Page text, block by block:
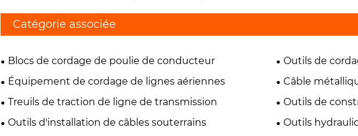
Catégorie associée
Blocs de cordage de poulie de conducteur
Outils de
Équipement de cordage de lignes aériennes
Câble
Treuils de traction de ligne de transmission
Outils de
Outils d'installation de câbles souterrains
Outils